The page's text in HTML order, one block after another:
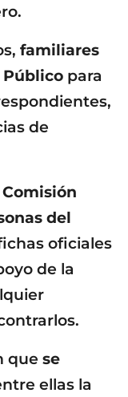
familiares
para
de
Comisión
del
oficiales
de la
que se
ellas la